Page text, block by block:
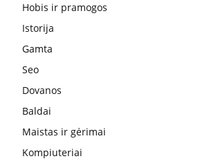
Hobis ir pramogos
Istorija
Gamta
Seo
Dovanos
Baldai
Maistas ir gėrimai
Kompiuteriai